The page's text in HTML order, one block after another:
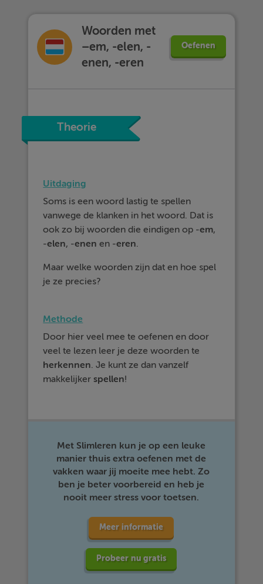
Woorden met
–em, -elen, -
enen, -eren
Oefenen
Theorie
Uitdaging
Soms is een woord lastig te spellen
vanwege de klanken in het woord. Dat is
ook zo bij woorden die eindigen op -em,
-elen, -enen en -eren.
Maar welke woorden zijn dat en hoe spel
je ze precies?
Methode
Door hier veel mee te oefenen en door
veel te lezen leer je deze woorden te
herkennen. Je kunt ze dan vanzelf
makkelijkerspellen!
Met Slimleren kun je op een leuke
manier thuis extra oefenen met de
vakken waar jij moeite mee hebt. Zo
ben je beter voorbereid en heb je
nooit meer stress voor toetsen.
Meer informatie
Probeer nu gratis